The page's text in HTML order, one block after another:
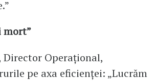
mort”
Director Operațional,
pe axa eficienței: „Lucrăm